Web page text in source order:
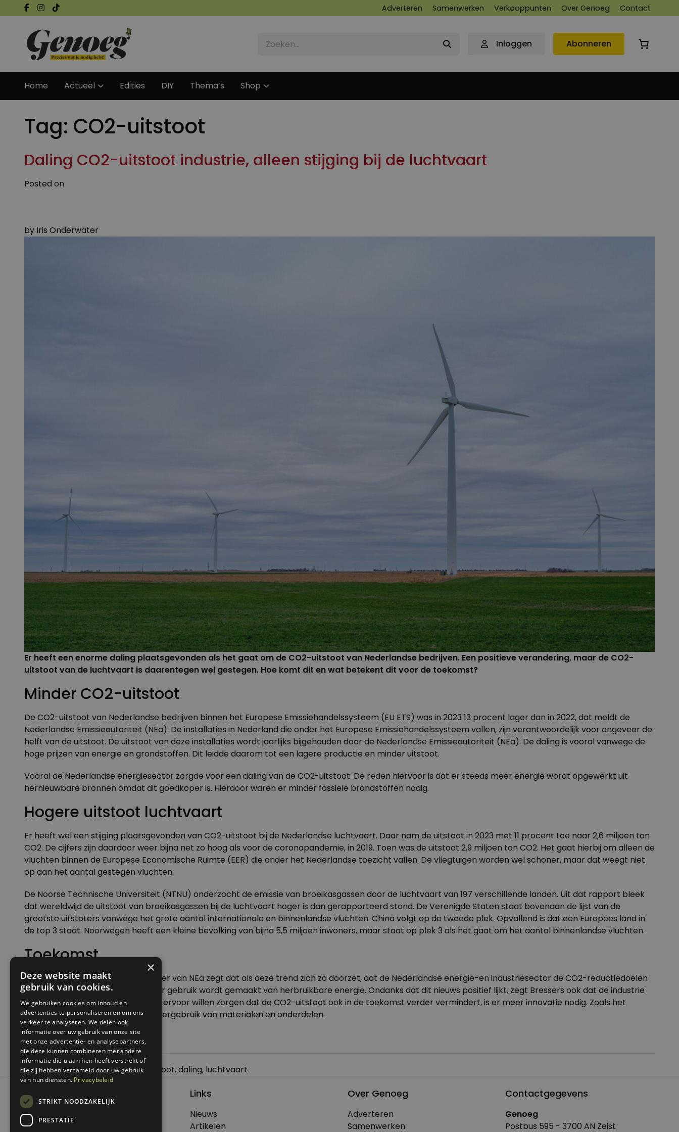
Adverteren Samenwerken Verkooppunten Over Genoeg Contact
Inloggen Abonneren
Home Actueel Edities DIY Thema’s Shop
Tag: CO2-uitstoot
Daling CO2-uitstoot industrie, alleen stijging bij de luchtvaart
Posted on
by Iris Onderwater
Er heeft een enorme daling plaatsgevonden als het gaat om de CO2-uitstoot van Nederlandse bedrijven. Een positieve verandering, maar de CO2-
uitstoot van de luchtvaart is daarentegen wel gestegen. Hoe komt dit en wat betekent dit voor de toekomst?
Minder CO2-uitstoot
De CO2-uitstoot van Nederlandse bedrijven binnen het Europese Emissiehandelssysteem (EU ETS) was in 2023 13 procent lager dan in 2022, dat meldt de
Nederlandse Emissieautoriteit (NEa). De installaties in Nederland die onder het Europese Emissiehandelssysteem vallen, zijn verantwoordelijk voor ongeveer de
helft van de uitstoot. De uitstoot van deze installaties wordt jaarlijks bijgehouden door de Nederlandse Emissieautoriteit (NEa). De daling is vooral vanwege de
hoge prijzen van energie en grondstoffen. Dit leidde daarom tot een lagere productie en minder uitstoot.
Vooral de Nederlandse energiesector zorgde voor een daling van de CO2-uitstoot. De reden hiervoor is dat er steeds meer energie wordt opgewerkt uit
hernieuwbare bronnen omdat dit goedkoper is. Hierdoor waren er minder fossiele brandstoffen nodig.
Hogere uitstoot luchtvaart
Er heeft wel een stijging plaatsgevonden van CO2-uitstoot bij de Nederlandse luchtvaart. Daar nam de uitstoot in 2023 met 11 procent toe naar 2,6 miljoen ton
CO2. De cijfers zijn daardoor weer bijna net zo hoog als voor de coronapandemie, in 2019. Toen was de uitstoot 2,9 miljoen ton CO2. Het gaat hierbij om alleen de
vluchten binnen de Europese Economische Ruimte (EER) die onder het Nederlandse toezicht vallen. De vliegtuigen worden wel schoner, maar dat weegt niet
op aan het aantal gestegen vluchten.
De Noorse Technische Universiteit (NTNU) onderzocht de emissie van broeikasgassen door de luchtvaart van 197 verschillende landen. Uit dat rapport bleek
dat wereldwijd de uitstoot van broeikasgassen bij de luchtvaart hoger is dan gerapporteerd stond. De Verenigde Staten staat bovenaan de lijst van de
grootste uitstoters vanwege het grote aantal internationale en binnenlandse vluchten. China volgt op de tweede plek. Opvallend is dat een Europees land in
de top 3 staat. Noorwegen heeft een kleine bevolking van bijna 5,5 miljoen inwoners, maar staat op plek 3 als het gaat om het aantal binnenlandse vluchten.
Toekomst
Mark Bressers, directeur-bestuurder van NEa zegt dat als deze trend zich zo doorzet, dat de Nederlandse energie-en industriesector de CO2-reductiedoelen
voor 2030 kan behalen. Zeker als er gebruik wordt gemaakt van herbruikbare energie. Ondanks dat dit nieuws positief lijkt, zegt Bressers ook dat de industrie
niet perse verduurzaamd is. Als we ervoor willen zorgen dat de CO2-uitstoot ook in de toekomst verder vermindert, is er meer innovatie nodig. Zoals het
gebruik van duurzame energie of hergebruik van materialen en onderdelen.
Hoofdfoto via Pexels
Posted inNieuwsTaggedCO2-uitstoot,daling, luchtvaart
© 2026 Genoeg .
Links
Nieuws
Artikelen
Over Genoeg
Adverteren
Samenwerken
Contactgegevens
Genoeg
Postbus 595 - 3700 AN Zeist
×
Deze website maakt
gebruik van cookies.
We gebruiken cookies om inhoud en
advertenties te personaliseren en om ons
verkeer te analyseren. We delen ook
informatie over uw gebruik van onze site
met onze advertentie- en analysepartners,
die deze kunnen combineren met andere
informatie die u aan hen heeft verstrekt of
die zij hebben verzameld door uw gebruik
van hun diensten. Privacybeleid
STRIKT NOODZAKELIJK
PRESTATIE